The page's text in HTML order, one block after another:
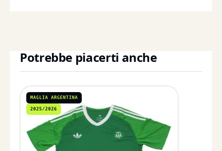
Potrebbe piacerti anche
MAGLIA ARGENTINA
2025/2026